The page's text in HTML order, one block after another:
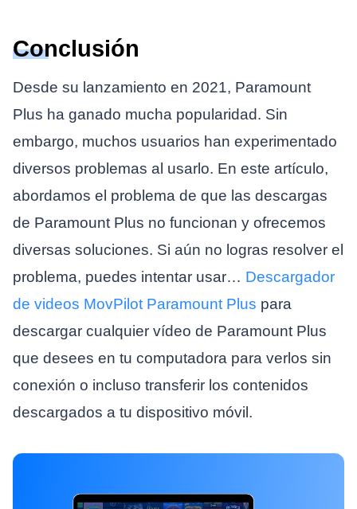
Conclusión
Desde su lanzamiento en 2021, Paramount
Plus ha ganado mucha popularidad. Sin
embargo, muchos usuarios han experimentado
diversos problemas al usarlo. En este artículo,
abordamos el problema de que las descargas
de Paramount Plus no funcionan y ofrecemos
diversas soluciones. Si aún no logras resolver el
problema, puedes intentar usar… Descargador
de videos MovPilot Paramount Plus para
descargar cualquier vídeo de Paramount Plus
que desees en tu computadora para verlos sin
conexión o incluso transferir los contenidos
descargados a tu dispositivo móvil.